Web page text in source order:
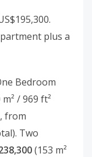
plus a
Bedroom
m² / 969 ft²
from
Two
(153 m²